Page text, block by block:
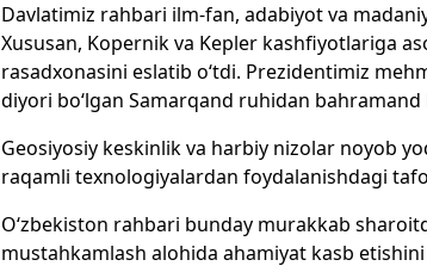
Davlatimiz rahbari ilm-fan, adabiyot va
Xususan, Kopernik va Kepler kashfiyotlariga
rasadxonasini eslatib o‘tdi. Prezidentimiz
diyori bo‘lgan Samarqand ruhidan bahramand
Geosiyosiy keskinlik va harbiy nizolar noyob
raqamli texnologiyalardan foydalanishdagi
O‘zbekiston rahbari bunday murakkab
mustahkamlash alohida ahamiyat kasb